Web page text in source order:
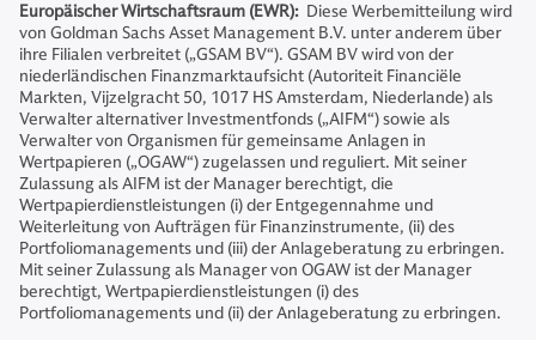
Europäischer Wirtschaftsraum (EWR): Diese Werbemitteilung wird
von Goldman Sachs Asset Management B.V. unter anderem über
ihre Filialen verbreitet („GSAM BV“). GSAM BV wird von der
niederländischen Finanzmarktaufsicht (Autoriteit Financiële
Markten, Vijzelgracht 50, 1017 HS Amsterdam, Niederlande) als
Verwalter alternativer Investmentfonds („AIFM“) sowie als
Verwalter von Organismen für gemeinsame Anlagen in
Wertpapieren („OGAW“) zugelassen und reguliert. Mit seiner
Zulassung als AIFM ist der Manager berechtigt, die
Wertpapierdienstleistungen (i) der Entgegennahme und
Weiterleitung von Aufträgen für Finanzinstrumente, (ii) des
Portfoliomanagements und (iii) der Anlageberatung zu erbringen.
Mit seiner Zulassung als Manager von OGAW ist der Manager
berechtigt, Wertpapierdienstleistungen (i) des
Portfoliomanagements und (ii) der Anlageberatung zu erbringen.